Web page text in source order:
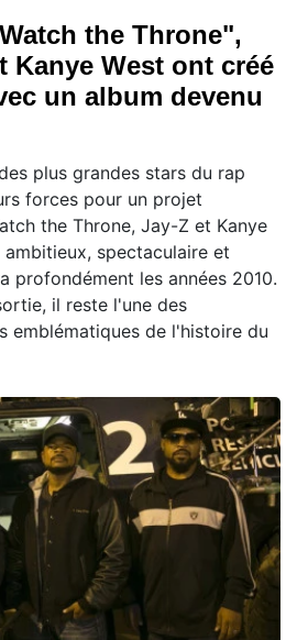
the Throne",
Kanye West ont créé
un album devenu
plus grandes stars du rap
forces pour un projet
the Throne, Jay-Z et Kanye
spectaculaire et
profondément les années 2010.
il reste l'une des
emblématiques de l'histoire du